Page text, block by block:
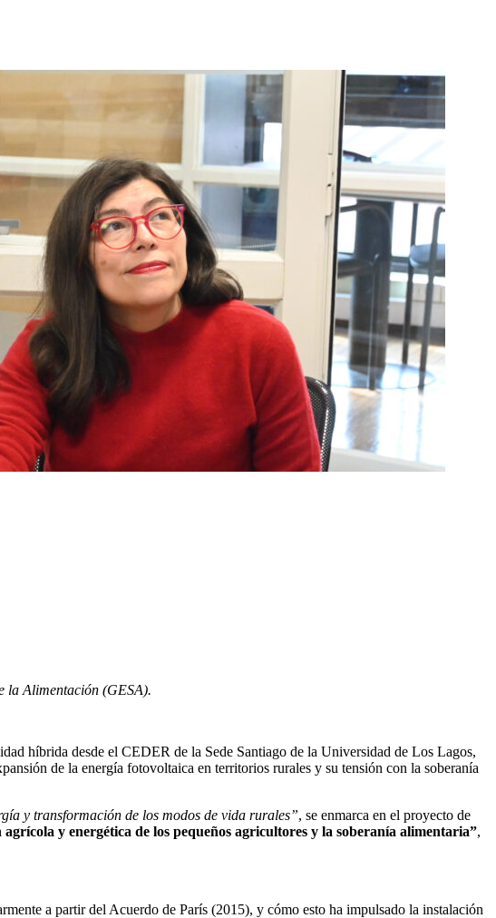
la Alimentación (GESA).
híbrida desde el CEDER de la Sede Santiago de la Universidad de Los Lagos,
de la energía fotovoltaica en territorios rurales y su tensión con la soberanía
y transformación de los modos de vida rurales”, se enmarca en el proyecto de
y energética de los pequeños agricultores y la soberanía alimentaria”,
a partir del Acuerdo de París (2015), y cómo esto ha impulsado la instalación